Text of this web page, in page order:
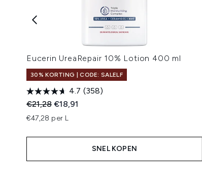
Eucerin UreaRepair 10% Lotion 400 ml
30% KORTING | CODE: SALELF
4.7 (358)
Recommended Retail Price:
€21,28Huidige prijs:
€18,91
€47,28 per L
SNEL KOPEN